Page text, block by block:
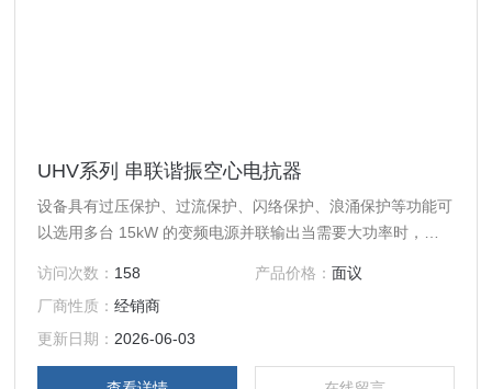
UHV系列 串联谐振空心电抗器
设备具有过压保护、过流保护、闪络保护、浪涌保护等功能可
以选用多台 15kW 的变频电源并联输出当需要大功率时，可
访问次数： 158 产品价格： 面议
厂商性质：经销商
更新日期： 2026-06-03